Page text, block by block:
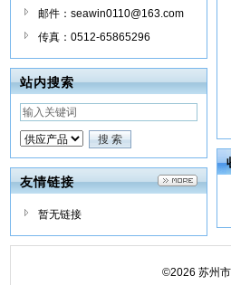
邮件：seawin0110@163.com
传真：0512-65865296
站内搜索
友情链接
暂无链接
©2026 苏州